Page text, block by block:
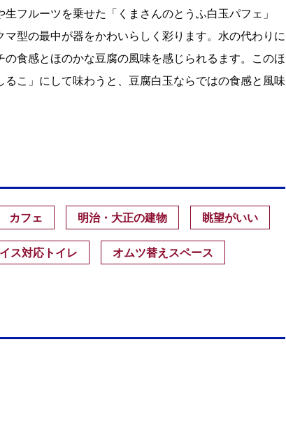
フルーツを乗せた「くまさんのとうふ白玉パフェ」
型の最中が器をかわいらしく彩ります。水の代わりに
食感とほのかな豆腐の風味を感じられるます。このほ
こ」にして味わうと、豆腐白玉ならではの食感と風味
カフェ 明治・大正の建物 眺望がいい
ス対応トイレ オムツ替えスペース